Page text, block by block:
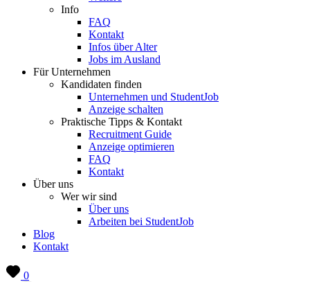
Info
FAQ
Kontakt
Infos über Alter
Jobs im Ausland
Für Unternehmen
Kandidaten finden
Unternehmen und StudentJob
Anzeige schalten
Praktische Tipps & Kontakt
Recruitment Guide
Anzeige optimieren
FAQ
Kontakt
Über uns
Wer wir sind
Über uns
Arbeiten bei StudentJob
Blog
Kontakt
0